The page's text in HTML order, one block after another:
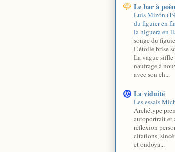
Le bar à
Luis Mizón
du figuier en
la higuera en
songe du
L’étoile brise
La vague siffle
naufrage à
avec son ch...
La viduité
Les essais
Archétype
autoportrait et
réflexion
citations,
et ondoya...